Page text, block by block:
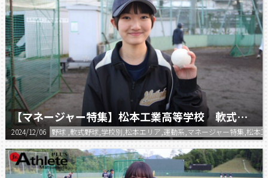
【マネージャー特集】松本工業高等学校 軟式野球部マネージャー
2024/12/06 野球 ,軟式野球,学校別,松本エリア,運動系,マネージャー特集,松本